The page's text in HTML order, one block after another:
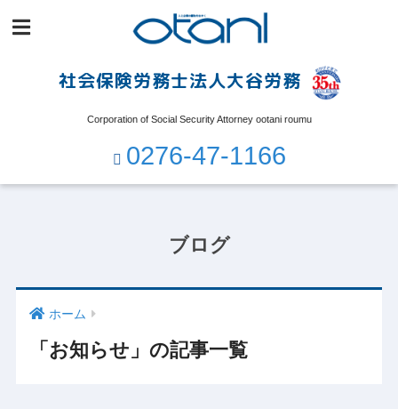
社会保険労務士法人大谷労務
Corporation of Social Security Attorney ootani roumu
0276-47-1166
ブログ
ホーム
「お知らせ」の記事一覧